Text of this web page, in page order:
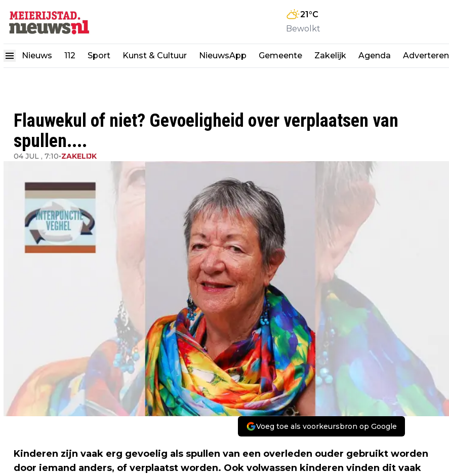
21°C
Bewolkt
Nieuws 112 Sport Kunst & Cultuur NieuwsApp Gemeente Zakelijk Agenda Adverteren
Flauwekul of niet? Gevoeligheid over verplaatsen van
spullen....
04 JUL , 7:10•ZAKELIJK
Voeg toe als voorkeursbron op Google
Kinderen zijn vaak erg gevoelig als spullen van een overleden ouder gebruikt worden
door iemand anders, of verplaatst worden. Ook volwassen kinderen vinden dit vaak